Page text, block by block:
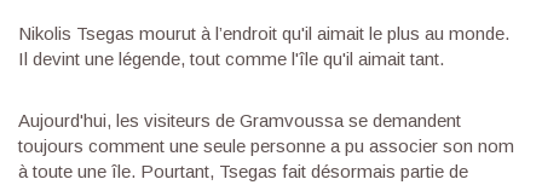
Nikolis Tsegas mourut à l’endroit qu'il aimait le plus au monde.
Il devint une légende, tout comme l'île qu'il aimait tant.
Aujourd'hui, les visiteurs de Gramvoussa se demandent
toujours comment une seule personne a pu associer son nom
à toute une île. Pourtant, Tsegas fait désormais partie de